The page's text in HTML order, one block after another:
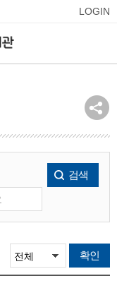
LOGIN
검색
확인